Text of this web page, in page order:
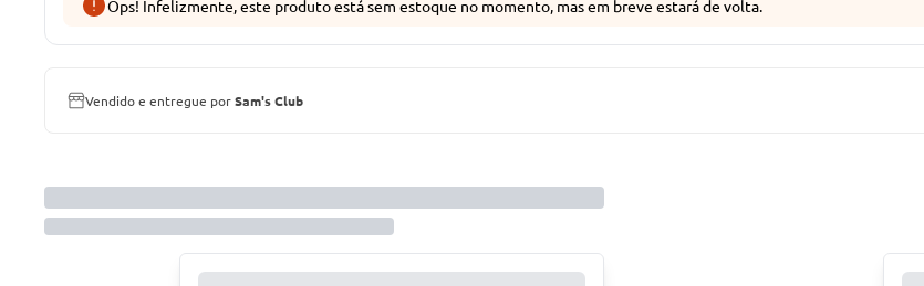
Ops! Infelizmente, este produto está sem estoque no momento, mas em breve estará de volta.
Vendido e entregue porSam's Club